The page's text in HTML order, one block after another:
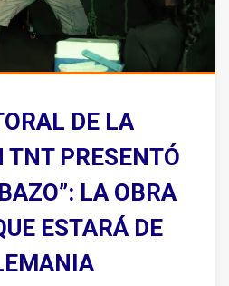
DE LA
TNT PRESENTÓ
LA OBRA
ESTARÁ DE